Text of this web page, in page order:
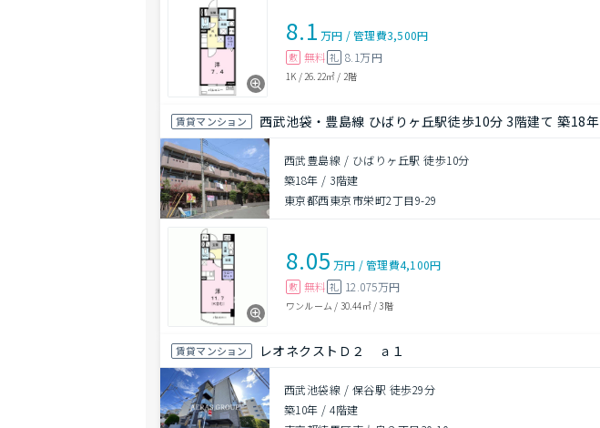
8.1 万円 /管理費3,500円
敷 無料 礼 8.1万円
1K / 26.22㎡ / 2階
賃貸マンション 西武池袋・豊島線 ひばりヶ丘駅徒歩10分 3階建て 築18年
西武豊島線 / ひばりヶ丘駅 徒歩10分
築18年 / 3階建
東京都西東京市栄町2丁目9-29
8.05 万円 /管理費4,100円
敷 無料 礼 12.075万円
ワンルーム / 30.44㎡/3階
賃貸マンション レオネクストＤ２ ａ１
西武池袋線 / 保谷駅 徒歩29分
築10年 /4階建